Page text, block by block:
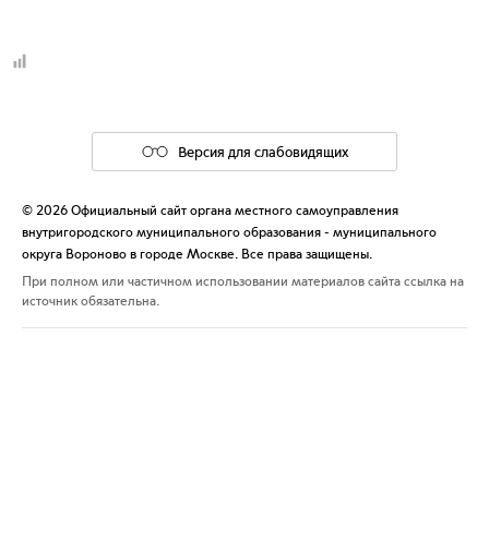
Версия для слабовидящих
© 2026 Официальный сайт органа местного самоуправления
внутригородского муниципального образования - муниципального
округа Вороново в городе Москве. Все права защищены.
При полном или частичном использовании материалов сайта ссылка на
источник обязательна.